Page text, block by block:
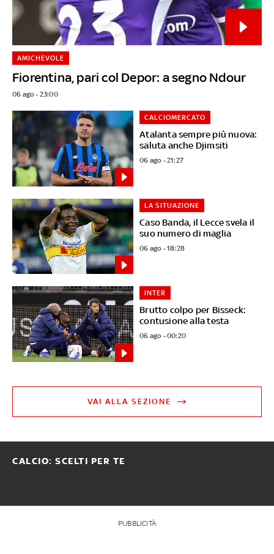
Fiorentina, pari col Depor: a segno Ndour
AMICHEVOLE
06 ago - 23:00
Atalanta sempre più nuova:
saluta anche Djimsiti
CALCIOMERCATO
06 ago - 21:27
Caso Banda, il Lecce svela il
suo numero di maglia
LA SITUAZIONE
06 ago - 18:28
Brutto colpo per Bisseck:
contusione alla testa
INTER
06 ago - 00:20
VAI ALLA SEZIONE
CALCIO: SCELTI PER TE
PUBBLICITÀ